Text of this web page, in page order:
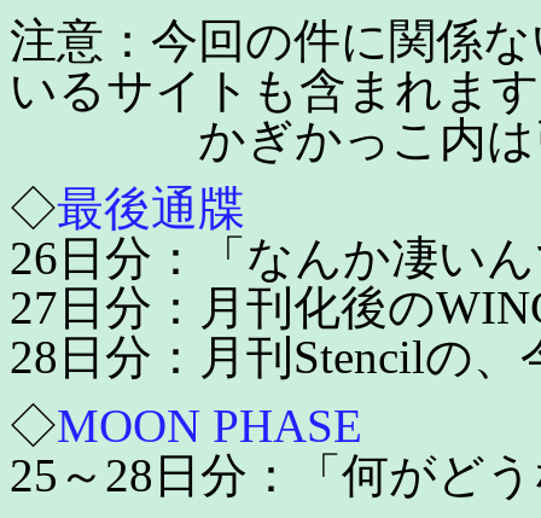
注意：今回の件に関係
いるサイトも含まれま
かぎかっこ内は引
◇最後通牒
26日分：「なんか凄い
27日分：月刊化後の
28日分：月刊Stencilの
◇MOON PHASE
25～28日分：「何がど